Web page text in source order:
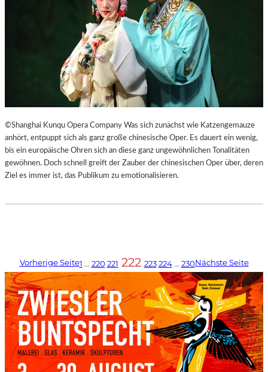
©Shanghai Kunqu Opera Company Was sich zunächst wie Katzengemauze
anhört, entpuppt sich als ganz große chinesische Oper. Es dauert ein wenig,
bis ein europäische Ohren sich an diese ganz ungewöhnlichen Tonalitäten
gewöhnen. Doch schnell greift der Zauber der chinesischen Oper über, deren
Ziel es immer ist, das Publikum zu emotionalisieren.
Vorherige Seite1 … 220 221 222 223 224 … 230Nächste Seite